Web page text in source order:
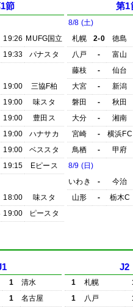
節
19:26 MUFG国立
19:33
パナスタ
19:00
三協F柏
19:00
味スタ
19:00
豊田ス
19:00
ハナサカ
19:00
ベススタ
19:15
Eピース
18:00
味スタ
19:00 ピースタ
第1
8/8 (土)
札幌
2-0
徳島
八戸
-
富山
藤枝
-
仙台
大宮
-
新潟
磐田
-
秋田
大分
-
湘南
宮崎
-
横浜FC
鳥栖
-
甲府
8/9 (日)
いわき
-
今治
山形
- 栃木C
1
清水
1
名古屋
J2
1 札幌
1
八戸